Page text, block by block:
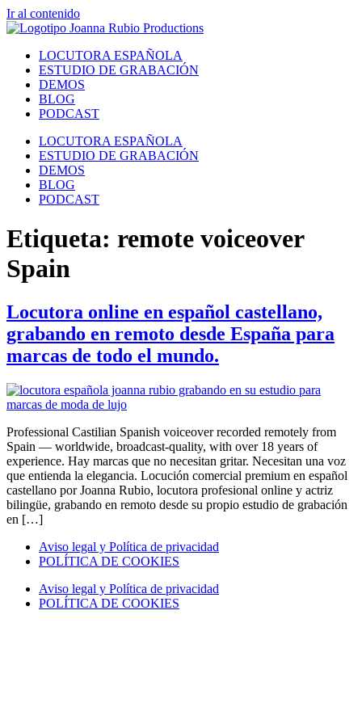
Ir al contenido
LOCUTORA ESPAÑOLA
ESTUDIO DE GRABACIÓN
DEMOS
BLOG
PODCAST
LOCUTORA ESPAÑOLA
ESTUDIO DE GRABACIÓN
DEMOS
BLOG
PODCAST
Etiqueta: remote voiceover
Spain
Locutora online en español castellano,
grabando en remoto desde España para
marcas de todo el mundo.
Professional Castilian Spanish voiceover recorded remotely from
Spain — worldwide, broadcast-quality, with over 18 years of
experience. Hay marcas que no necesitan gritar. Necesitan una voz
que entienda la elegancia. Locución comercial premium en español
castellano por Joanna Rubio, locutora profesional online y actriz
bilingüe, grabando en remoto desde su propio estudio de grabación
en […]
Aviso legal y Política de privacidad
POLÍTICA DE COOKIES
Aviso legal y Política de privacidad
POLÍTICA DE COOKIES